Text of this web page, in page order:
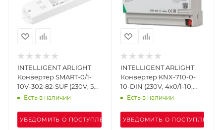
INTELLIGENT ARLIGHT
Конвертер SMART-0/1-
10V-302-82-SUF (230V, 5A,
DALI) (IARL, IP20
Есть в наличии
УВЕДОМИТЬ О ПОСТУПЛЕНИИ
INTELLIGENT ARLIGHT
Конвертер KNX-710-0-
10-DIN (230V, 4x0/1-10,
4x16A) (IARL, Пластик)
Есть в наличии
УВЕДОМИТЬ О ПОСТУПЛЕНИИ